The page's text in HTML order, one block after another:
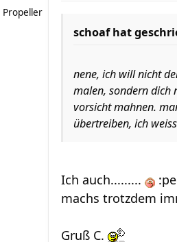
Propeller
schoaf hat
nene, ich will nicht
malen, sondern dich
vorsicht mahnen.
übertreiben, ich
Ich auch.........
machs trotzdem
Gruß C.